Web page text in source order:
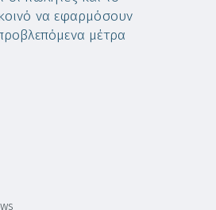
να εφαρμόσουν
μέτρα